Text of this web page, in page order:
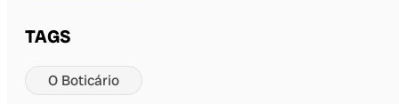
TAGS
O Boticário